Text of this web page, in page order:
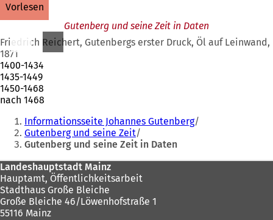
vorlesen
Gutenberg und seine Zeit in Daten
Friedrich Reichert, Gutenbergs erster Druck, Öl auf Leinwand,
1871
1400-1434
1435-1449
1450-1468
nach 1468
Sie
befinden
sich
hier:
Informationsseite Johannes Gutenberg
Gutenberg und seine Zeit
Gutenberg und seine Zeit in Daten
Fußbereich
Landeshauptstadt Mainz
Hauptamt, Öffentlichkeitsarbeit
Stadthaus Große Bleiche
Große Bleiche 46/Löwenhofstraße 1
55116 Mainz